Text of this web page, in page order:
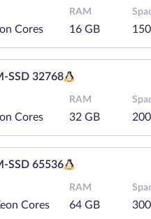
Cores
RAM
16 GB
SSD 32768
Cores
RAM
32 GB
SSD 65536
Cores
RAM
64 GB